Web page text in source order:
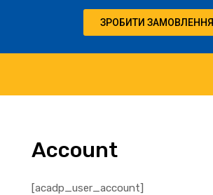
ЗРОБИТИ ЗАМОВЛЕННЯ
Account
[acadp_user_account]